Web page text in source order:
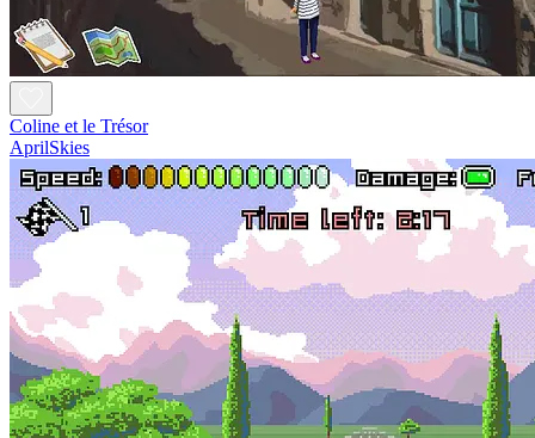
Coline et le Trésor
AprilSkies